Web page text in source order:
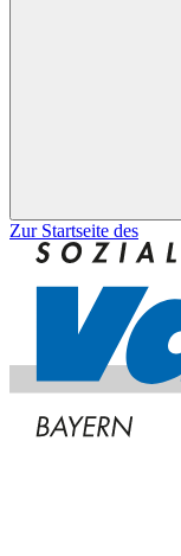
Zur Startseite des